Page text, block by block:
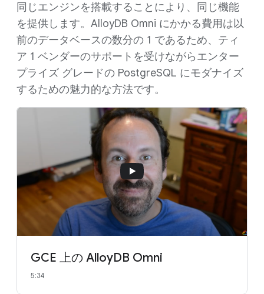
同じエンジンを搭載することにより、同じ機能
を提供します。AlloyDB Omni にかかる費用は以
前のデータベースの数分の 1 であるため、ティ
ア 1 ベンダーのサポートを受けながらエンター
プライズ グレードの PostgreSQL にモダナイズ
するための魅力的な方法です。
GCE 上の AlloyDB Omni
5:34